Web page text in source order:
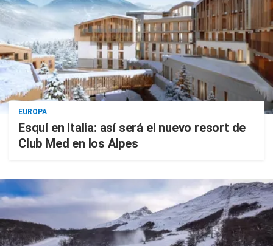
EUROPA
Esquí en Italia: así será el nuevo resort de
Club Med en los Alpes